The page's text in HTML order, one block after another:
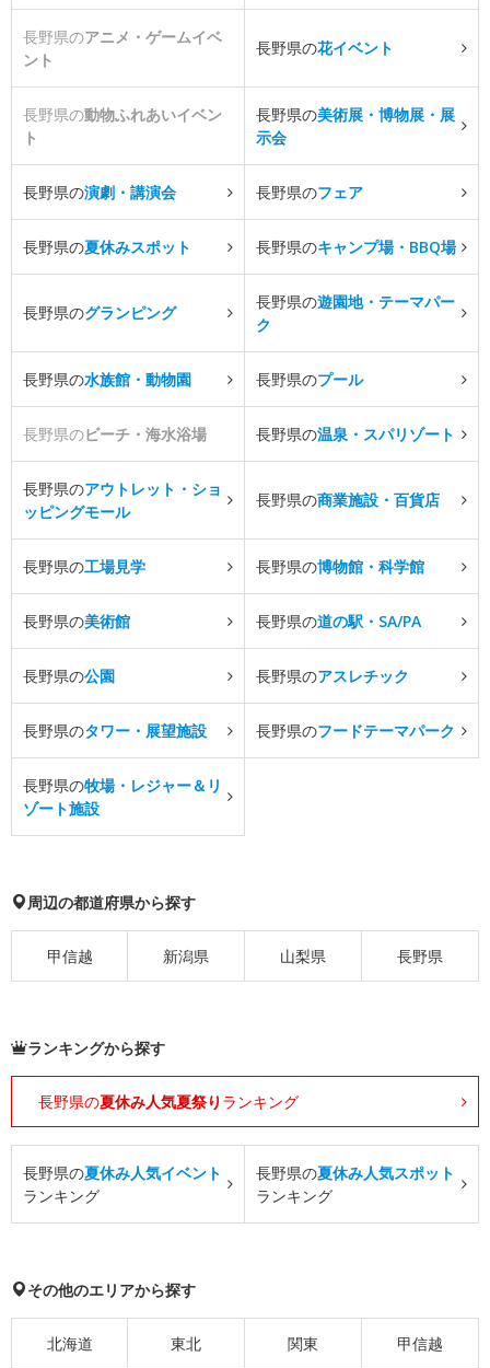
長野県のアニメ・ゲームイベ
ント
長野県の花イベント
長野県の動物ふれあいイベン
ト
長野県の美術展・博物展・展
示会
長野県の演劇・講演会 長野県のフェア
長野県の夏休みスポット 長野県のキャンプ場・BBQ場
長野県のグランピング
長野県の遊園地・テーマパー
ク
長野県の水族館・動物園 長野県のプール
長野県のビーチ・海水浴場 長野県の温泉・スパリゾート
長野県のアウトレット・ショ
ッピングモール
長野県の商業施設・百貨店
長野県の工場見学 長野県の博物館・科学館
長野県の美術館 長野県の道の駅・SA/PA
長野県の公園 長野県のアスレチック
長野県のタワー・展望施設 長野県のフードテーマパーク
長野県の牧場・レジャー＆リ
ゾート施設
周辺の都道府県から探す
甲信越 新潟県 山梨県 長野県
ランキングから探す
長野県の夏休み人気夏祭り ランキング
長野県の夏休み人気イベント
ランキング
長野県の夏休み人気スポット
ランキング
その他のエリアから探す
北海道 東北 関東 甲信越